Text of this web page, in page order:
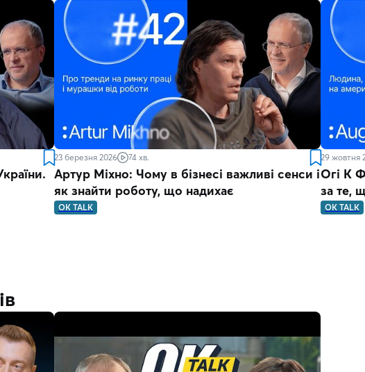
23 березня 2026 74 хв.
Артур Міхно: Чому в бізнесі важливі сенси і
як знайти роботу, що надихає
OK TALK
29 жовтня
Огі К
за те,
OK TALK